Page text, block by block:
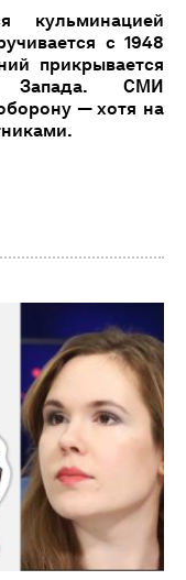
кульминацией
с 1948
прикрывается
Запада. СМИ
— хотя на